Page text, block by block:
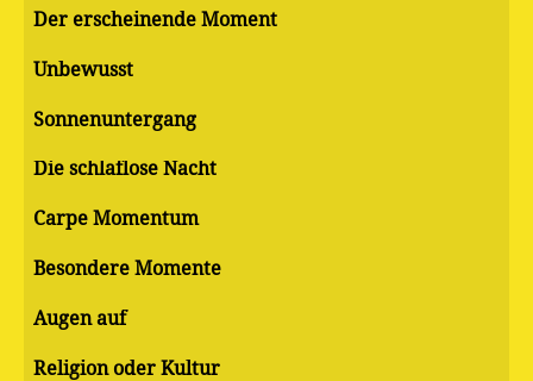
Der erscheinende Moment
Unbewusst
Sonnenuntergang
Die schlaflose Nacht
Carpe Momentum
Besondere Momente
Augen auf
Religion oder Kultur